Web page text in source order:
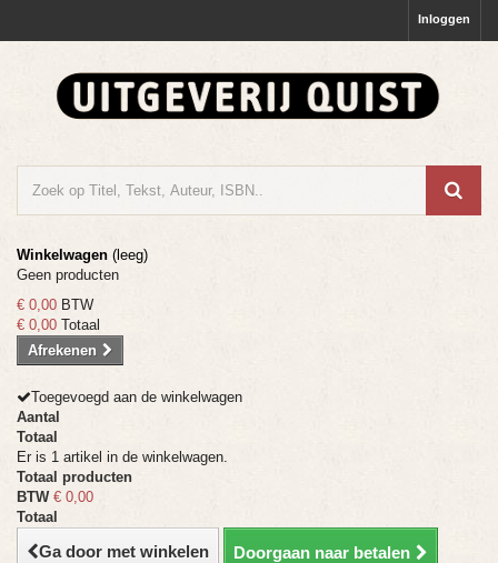
Inloggen
Winkelwagen (leeg)
Geen producten
€ 0,00 BTW
€ 0,00 Totaal
Afrekenen
Toegevoegd aan de winkelwagen
Aantal
Totaal
Er is 1 artikel in de winkelwagen.
Totaal producten
BTW € 0,00
Totaal
Ga door met winkelen Doorgaan naar betalen